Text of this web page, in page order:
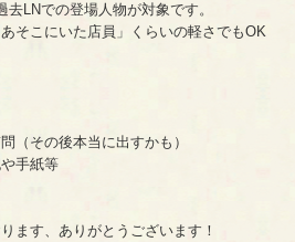
LNでの登場人物が対象です。
そこにいた店員」くらいの軽さでもOK
（その後本当に出すかも）
手紙等
ます、ありがとうございます！